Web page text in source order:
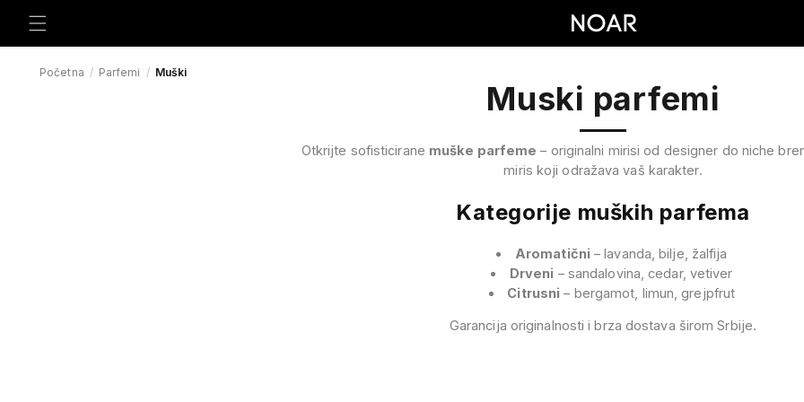
na
sadržaj
Početna / Parfemi / Muški
Muski parfemi
Otkrijte sofisticirane muške parfeme – originalni mirisi od designer do niche
miris koji odražava vaš karakter.
Kategorije muških parfema
Aromatični – lavanda, bilje, žalfija
Drveni – sandalovina, cedar, vetiver
Citrusni – bergamot, limun, grejpfrut
Garancija originalnosti i brza dostava širom Srbije.